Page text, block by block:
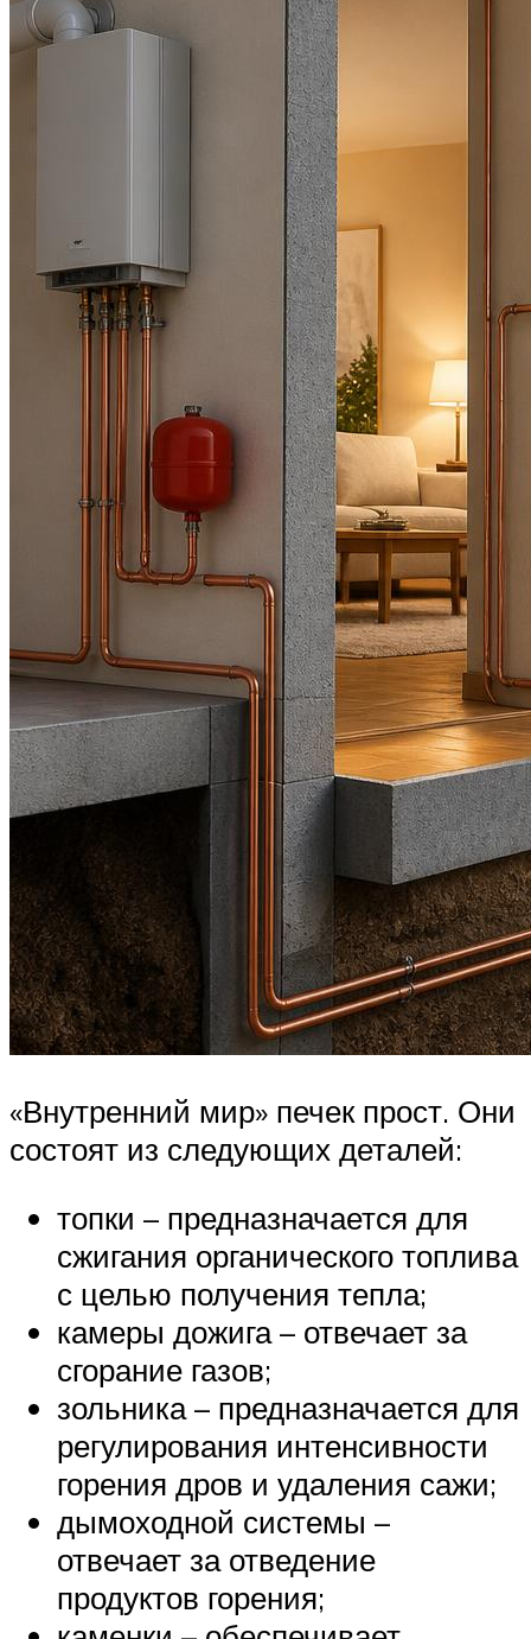
«Внутренний мир» печек прост. Они
состоят из следующих деталей:
топки – предназначается для
сжигания органического топлива
с целью получения тепла;
камеры дожига – отвечает за
сгорание газов;
зольника – предназначается для
регулирования интенсивности
горения дров и удаления сажи;
дымоходной системы –
отвечает за отведение
продуктов горения;